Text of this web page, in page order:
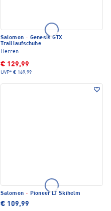
Salomon · Genesis GTX
Traillaufschuhe
Herren
€ 129,99
UVP* € 169,99
Salomon · Pioneer LT Skihelm
€ 109,99